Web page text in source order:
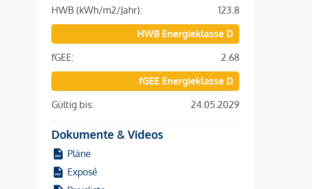
HWB (kWh/m2/Jahr):
123.8
HWB Energieklasse D
fGEE:
2.68
fGEE Energieklasse D
Gültig bis:
24.05.2029
Dokumente & Videos
Pläne
Exposé